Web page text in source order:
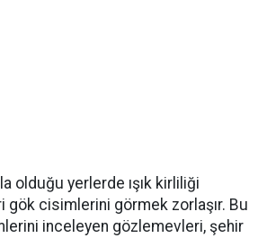
olduğu yerlerde ışık kirliliği
gök cisimlerini görmek zorlaşır. Bu
inceleyen gözlemevleri, şehir